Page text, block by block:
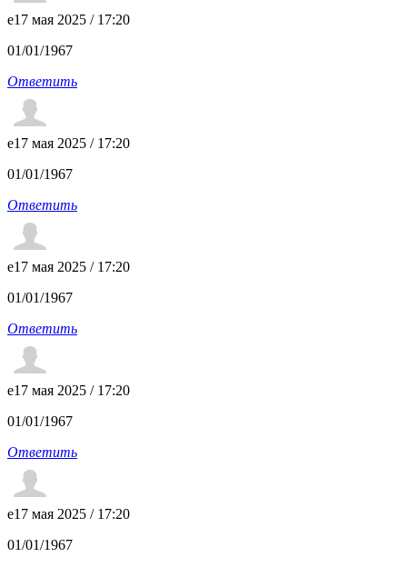
e17 мая 2025 / 17:20
01/01/1967
Ответить
e17 мая 2025 / 17:20
01/01/1967
Ответить
e17 мая 2025 / 17:20
01/01/1967
Ответить
e17 мая 2025 / 17:20
01/01/1967
Ответить
e17 мая 2025 / 17:20
01/01/1967